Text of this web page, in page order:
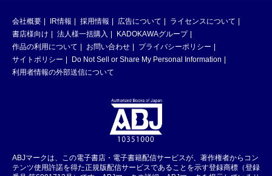
会社概要 IR情報 採用情報 広告について
ライセンスについて
書店様向け
法人様一括購入
KADOKAWAグループ
作品の利用について
お問い合わせ
プライバシーポリシー
サイトポリシー
Do Not Sell or Share My Personal Information
利用者情報の外部送信について
ABJマークは、この電子書店・電子書籍配信サービスが、著作権者からコン
テンツ使用許諾を得た正規版配信サービスであることを示す登録商標（登録